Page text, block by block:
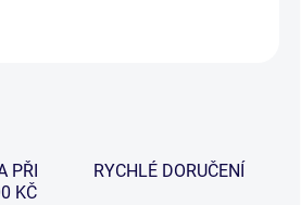
PŘI
KČ
RYCHLÉ DORUČENÍ